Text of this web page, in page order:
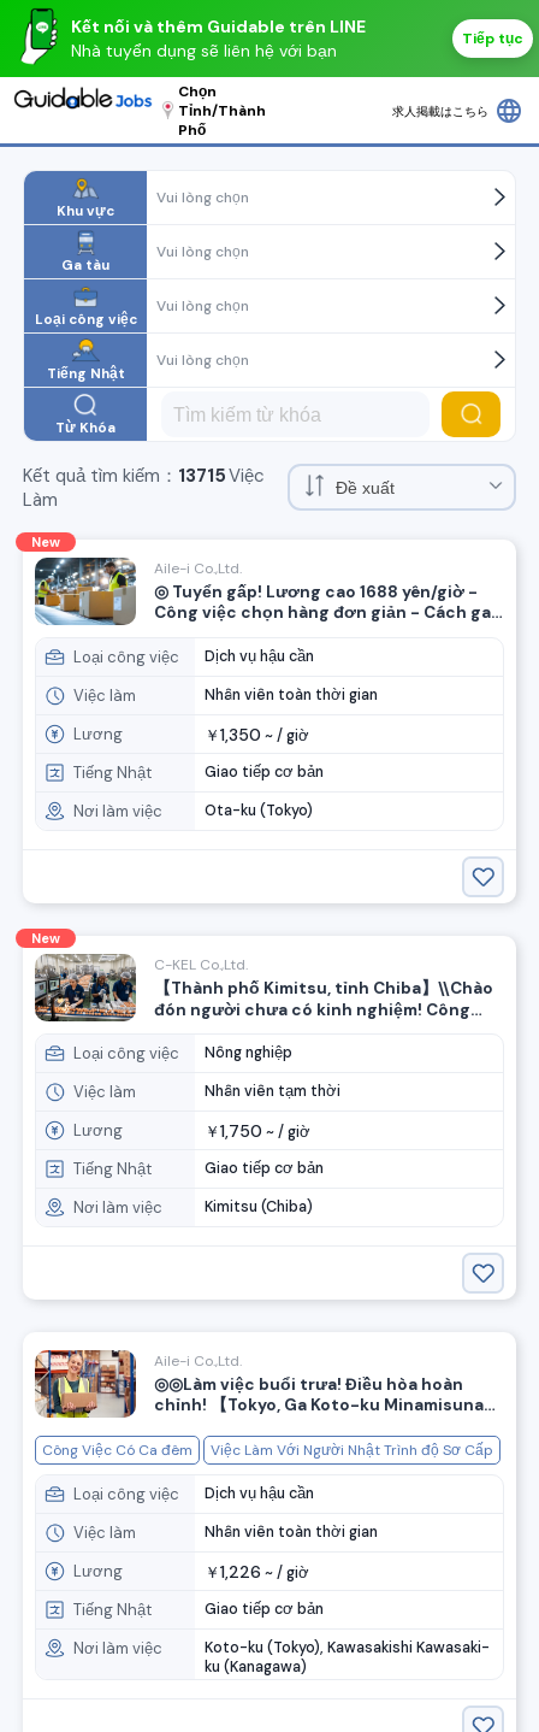
Kết nối và thêm Guidable trên LINE
Nhà tuyển dụng sẽ liên hệ với bạn
Tiếp tục
Chọn
Tỉnh/Thành
Phố
求人掲載はこちら language
Khu vực
Vui lòng chọn
Ga tàu
Vui lòng chọn
Loại công việc
Vui lòng chọn
Tiếng Nhật
Vui lòng chọn
Từ Khóa
Kết quả tìm kiếm： 13715Việc
Làm
New
Aile-i Co.,Ltd.
◎ Tuyển gấp! Lương cao 1688 yên/giờ -
Công việc chọn hàng đơn giản - Cách ga
bộ - Phù hợp cho phụ nữ.
Loại công việc Dịch vụ hậu cần
Việc làm Nhân viên toàn thời gian
Lương ￥1,350 ~ /giờ
Tiếng Nhật Giao tiếp cơ bản
Nơi làm việc Ota-ku (Tokyo)
New
C-KEL Co.,Ltd.
【Thành phố Kimitsu, tỉnh Chiba】\\Chào
đón người chưa có kinh nghiệm! Công
Loại công việc
Nông nghiệp
Việc làm Nhân viên tạm thời
Lương ￥1,750 ~ /giờ
Tiếng Nhật Giao tiếp cơ bản
Nơi làm việc Kimitsu (Chiba)
Aile-i Co.,Ltd.
◎◎Làm việc buổi trưa! Điều hòa hoàn
chỉnh! 【Tokyo, Ga Koto-ku Minamisuna】
nhân viên làm công việc nhẹ tại kho mới!
Vị trí thuận tiện, cách ga chỉ 1 phút đi bộ
Công Việc Có Ca đêm Việc Làm Với Người Nhật Trình độ Sơ Cấp
Loại công việc Dịch vụ hậu cần
Việc làm Nhân viên toàn thời gian
Lương ￥1,226 ~ /giờ
Tiếng Nhật Giao tiếp cơ bản
Nơi làm việc
Koto-ku (Tokyo), Kawasakishi Kawasaki-
ku (Kanagawa)